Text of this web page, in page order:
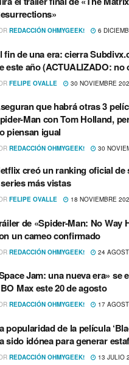
REDACCIÓN OHMYGEEK! 6
fin de una era: cierra
este año (ACTUALIZADO: no
FELIPE OVALLE 30 NOVIEMBRE
que habrá otras 3
Man con Tom Holland,
piensan igual
REDACCIÓN OHMYGEEK! 30
creó un ranking oficial de
más vistas
FELIPE OVALLE 18 NOVIEMBRE
de «Spider-Man: No Way
un cameo confirmado
REDACCIÓN OHMYGEEK! 24
Jam: una nueva era» se
Max este 20 de agosto
REDACCIÓN OHMYGEEK! 17
popularidad de la película
sido idónea para generar
REDACCIÓN OHMYGEEK! 13 JULIO